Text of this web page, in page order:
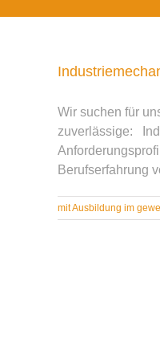
Wir suchen für
zuverlässige:
Berufserfahrung
mit Ausbildung im